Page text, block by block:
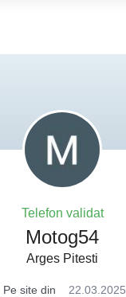
Telefon validat
Motog54
Arges Pitesti
Pe site din
22.03.2025